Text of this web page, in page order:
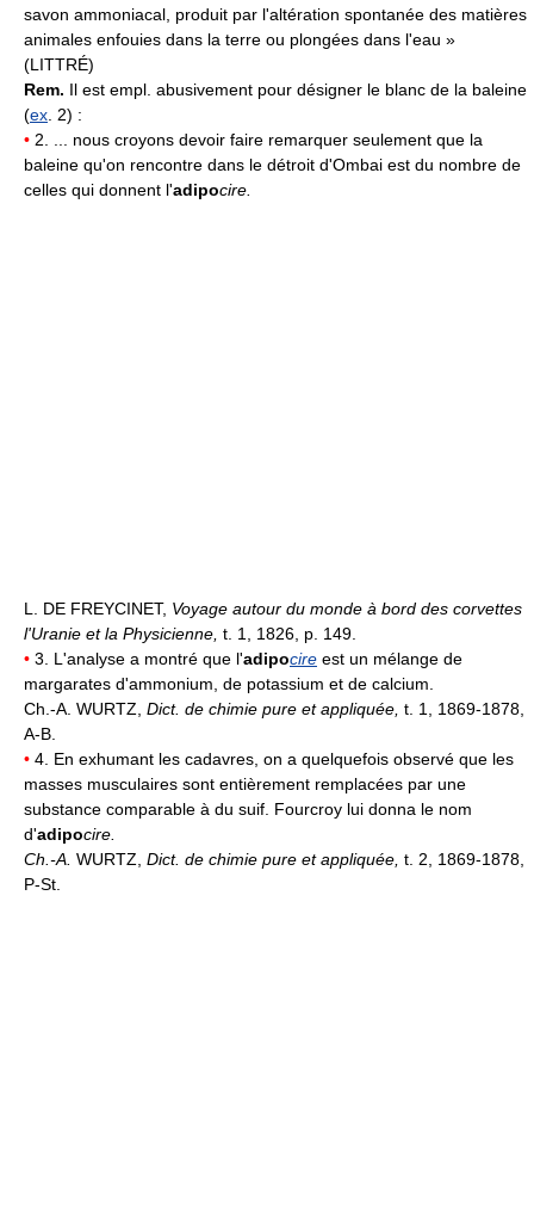
savon ammoniacal, produit par l'altération spontanée des matières
animales enfouies dans la terre ou plongées dans l'eau »
(LITTRÉ)
Rem. Il est empl. abusivement pour désigner le blanc de la baleine
(ex . 2) :
• 2. ... nous croyons devoir faire remarquer seulement que la
baleine qu'on rencontre dans le détroit d'Ombai est du nombre de
celles qui donnent l'adipocire.
L. DE FREYCINET, Voyage autour du monde à bord des corvettes
l'Uranie et la Physicienne, t. 1, 1826, p. 149.
• 3. L'analyse a montré que l'adipocire est un mélange de
margarates d'ammonium, de potassium et de calcium.
Ch.-A. WURTZ, Dict. de chimie pure et appliquée, t. 1, 1869-1878,
A-B.
• 4. En exhumant les cadavres, on a quelquefois observé que les
masses musculaires sont entièrement remplacées par une
substance comparable à du suif. Fourcroy lui donna le nom
d'adipocire.
Ch.-A. WURTZ, Dict. de chimie pure et appliquée, t. 2, 1869-1878,
P-St.